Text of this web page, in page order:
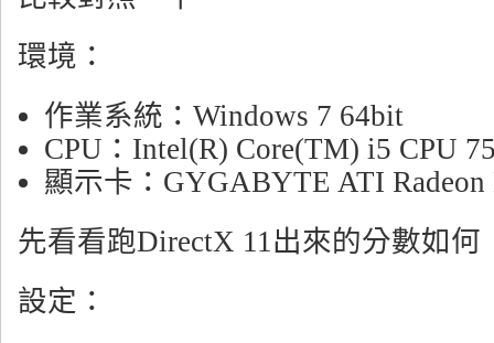
環境：
作業系統：Windows 7 64bit
CPU：Intel(R) Core(TM) i5 CPU
顯示卡：GYGABYTE ATI Radeon
先看看跑DirectX 11出來的分數如何
設定：